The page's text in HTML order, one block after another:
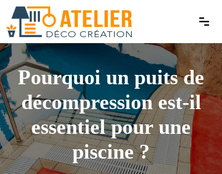
Pourquoi un puits de
décompression est-il
essentiel pour une
piscine ?